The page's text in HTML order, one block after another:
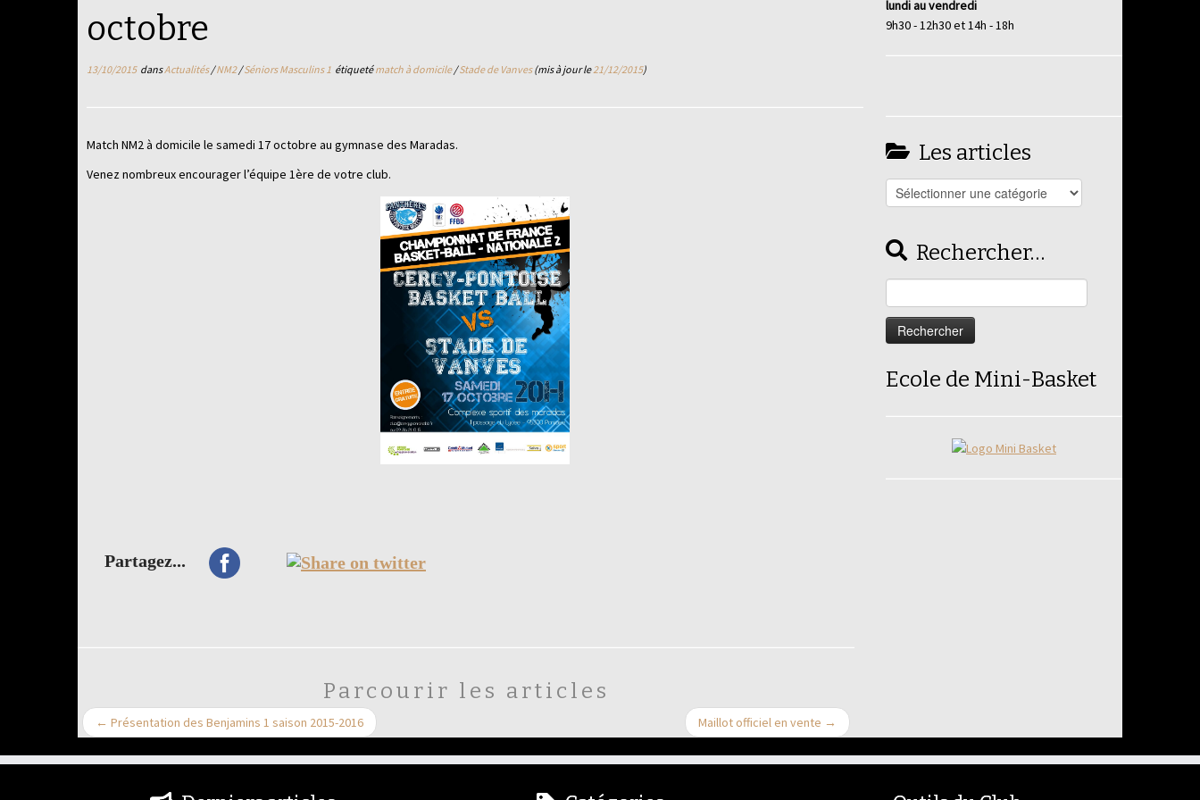
octobre
13/10/2015dansActualités/NM2/Séniors Masculins 1 étiquetématch à domicile/Stade de Vanves(mis à jour le21/12/2015)
Match NM2 à domicile le samedi 17 octobre au gymnase des Maradas.
Venez nombreux encourager l’équipe 1ère de votre club.
Partagez...
Parcourir les articles
← Présentation des Benjamins 1 saison 2015-2016 Maillot officiel en vente →
lundi au vendredi
9h30 - 12h30 et 14h - 18h
Les articles
Les
articles
Rechercher…
Ecole de Mini-Basket